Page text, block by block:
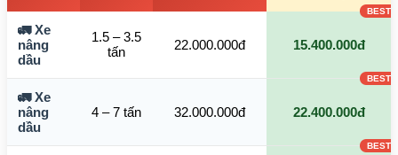
🚛 Xe
nâng
dầu
1.5 – 3.5
tấn
22.000.000đ 15.400.000đ
🚛 Xe
nâng
dầu
4 – 7 tấn 32.000.000đ 22.400.000đ